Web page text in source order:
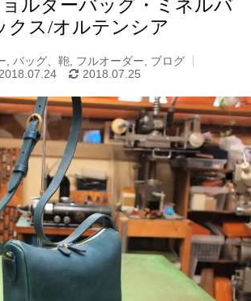
ルダーバッグ・ミネルバ
クス/オルテンシア
バッグ、鞄 フルオーダー
ブログ
2018.07.24
2018.07.25